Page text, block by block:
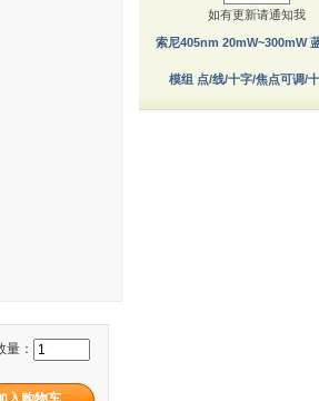
量：
如有更新请通知我
索尼405nm 20mW~300mW
模组 点/线/十字/焦点可调/